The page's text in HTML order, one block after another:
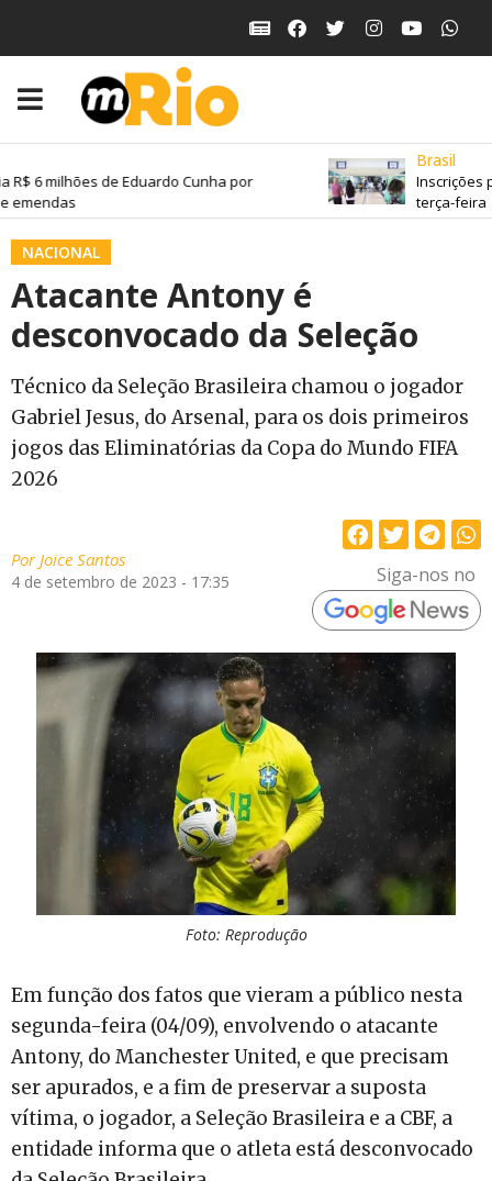
R$ 6 milhões de Eduardo Cunha por
emendas
Brasil
Inscrições
terça-feira
NACIONAL
Atacante Antony é
desconvocado da Seleção
Técnico da Seleção Brasileira chamou o jogador
Gabriel Jesus, do Arsenal, para os dois primeiros
jogos das Eliminatórias da Copa do Mundo FIFA
2026
PorJoice Santos
4 de setembro de 2023 - 17:35 Siga-nos no
Foto: Reprodução
Em função dos fatos que vieram a público nesta
segunda-feira (04/09), envolvendo o atacante
Antony, do Manchester United, e que precisam
ser apurados, e a fim de preservar a suposta
vítima, o jogador, a Seleção Brasileira e a CBF, a
entidade informa que o atleta está desconvocado